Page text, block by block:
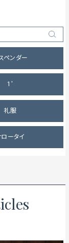
ペンダー
1'
礼服
ロータイ